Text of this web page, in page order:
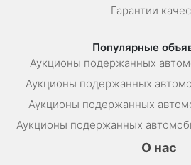
Гарантии
Популярные
Аукционы подержанных
Аукционы подержанных
Аукционы подержанных
Аукционы подержанных
О нас